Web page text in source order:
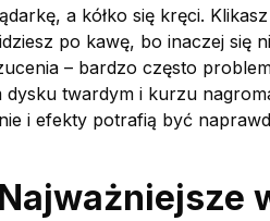
a kółko się kręci.
po kawę, bo inaczej się
– bardzo często
dysku twardym i kurzu
i efekty potrafią być